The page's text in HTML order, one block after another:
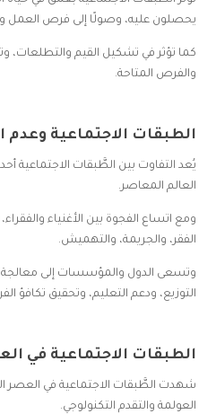
يحصلون عليه، وصولًا إلى فرص العمل
كما تؤثر في تشكيل القيم
والفرص المتاحة.
الطبقات الاجتماعية وعدم
يُعد التفاوت بين الطَّبقات الاجتماعية
العالم المعاصر.
ومع اتساع الفجوة بين الأغنياء
الفقر، والجريمة، والتهميش.
وتسعى الدول والمؤسسات إلى معالجة
التوزيع، ودعم التعليم، وتحقيق تكافؤ
الطبقات الاجتماعية في
شهدت الطَّبقات الاجتماعية في العصر
العولمة والتقدم التكنولوجي.